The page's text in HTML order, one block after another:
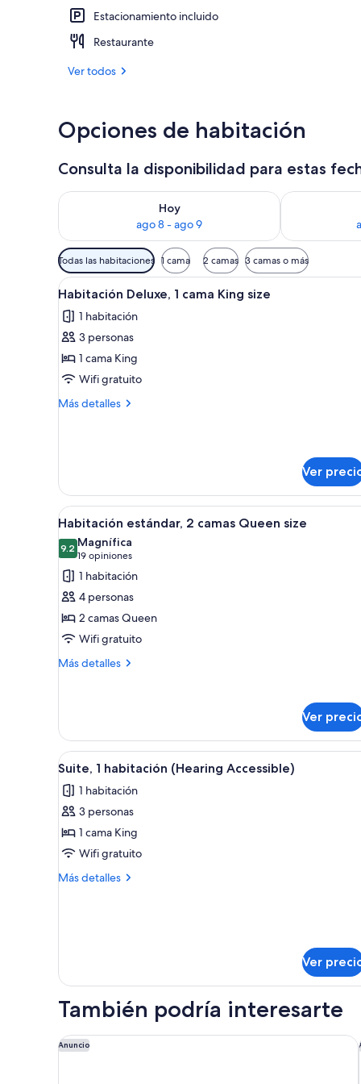
Estacionamiento incluido
Restaurante
Ver todos
Opciones de habitación
Consulta la disponibilidad para estas
Hoy
ago 8 - ago 9
Consulta la disponibilidad para hoy ago 8 - ago 9
Consulta la
Filtros
disponibles
para
las
habitaciones
Todas las habitaciones 1 cama 2 camas 3 camas o más
Abrir
todas
las
fotos
de
Habitación
Deluxe,
Habitación de hotel con una
10
Habitación Deluxe, 1 cama King size
1 habitación
3 personas
1 cama King
Wifi gratuito
Más detalles
Más
cama
King
size
Ver
Abrir
todas
las
fotos
de
Habitación
estándar,
2
camas
Habitación de hotel con dos
7
Habitación estándar, 2 camas Queen size
9.29.2 de 10
Magnífica
19 opiniones
(19
opiniones)
1 habitación
4 personas
2 camas Queen
Wifi gratuito
Más detalles
Más
2
camas
Queen
Ver
Abrir
todas
las
fotos
de
Suite,
1
Una habitación de hotel
8
Suite, 1 habitación (Hearing Accessible)
1 habitación
3 personas
1 cama King
Wifi gratuito
Más detalles
Más
Accessible)
Ver
También podría interesarte
Anuncio
Hyatt Place Denver South/Park Meadows